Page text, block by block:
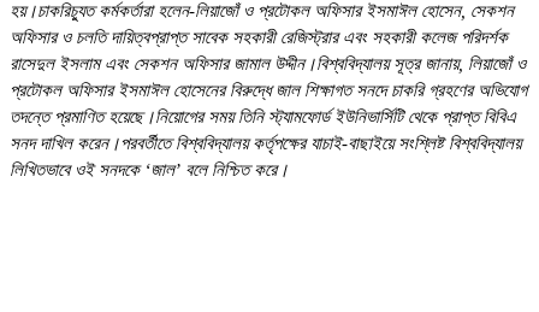
হয়।চাকরিচ্যুত কর্মকর্তারা হলেন-লিয়াজোঁ ও প্রটোকল অফিসার ইসমাঈল হোসেন, সেকশন
অফিসার ও চলতি দায়িত্বপ্রাপ্ত সাবেক সহকারী রেজিস্ট্রার এবং সহকারী কলেজ পরিদর্শক
রাসেদুল ইসলাম এবং সেকশন অফিসার জামাল উদ্দীন।বিশ্ববিদ্যালয় সূত্র জানায়, লিয়াজোঁ ও
প্রটোকল অফিসার ইসমাঈল হোসেনের বিরুদ্ধে জাল শিক্ষাগত সনদে চাকরি গ্রহণের অভিযোগ
তদন্তে প্রমাণিত হয়েছে।নিয়োগের সময় তিনি স্ট্যামফোর্ড ইউনিভার্সিটি থেকে প্রাপ্ত বিবিএ
সনদ দাখিল করেন।পরবর্তীতে বিশ্ববিদ্যালয় কর্তৃপক্ষের যাচাই-বাছাইয়ে সংশ্লিষ্ট বিশ্ববিদ্যালয়
লিখিতভাবে ওই সনদকে ‘জাল’ বলে নিশ্চিত করে।